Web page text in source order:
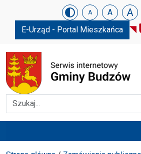
Urząd Gminy w
Skip menu A A A
E-Urząd - Portal Mieszkańca
Szukaj